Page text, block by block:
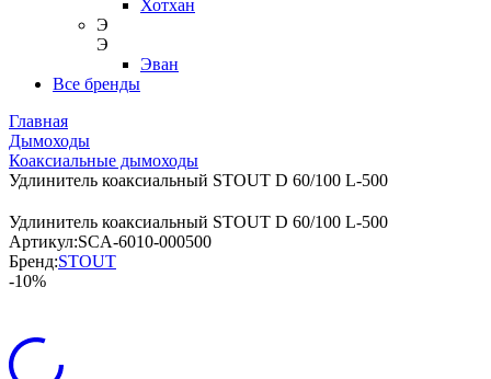
Хотхан
Э
Э
Эван
Все бренды
Главная
Дымоходы
Коаксиальные дымоходы
Удлинитель коаксиальный STOUT D 60/100 L-500
Удлинитель коаксиальный STOUT D 60/100 L-500
Артикул:SCA-6010-000500
Бренд:STOUT
-10%